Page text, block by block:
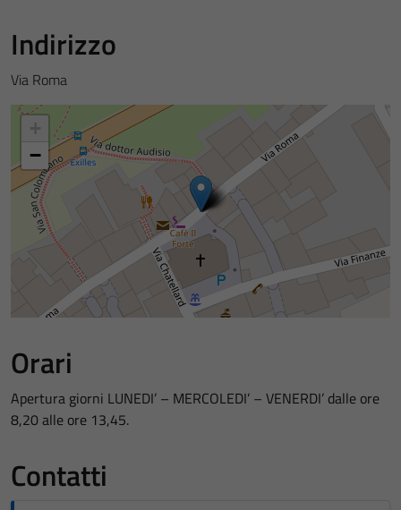
Indirizzo
Via Roma
−
Orari
Apertura giorni LUNEDI’ – MERCOLEDI’ – VENERDI’ dalle ore
8,20 alle ore 13,45.
Contatti